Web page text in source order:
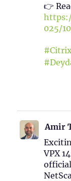
👉
025/
Amir
VPX